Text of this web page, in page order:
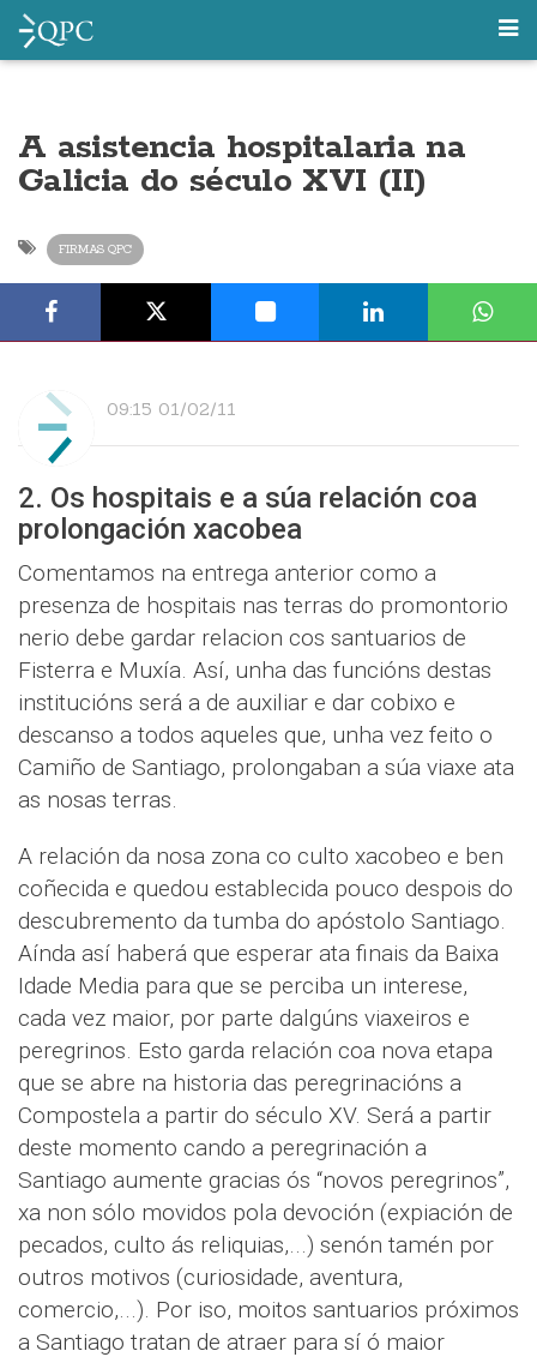
A asistencia hospitalaria na
Galicia do século XVI (II)
FIRMAS QPC
09:15 01/02/11
2. Os hospitais e a súa relación coa
prolongación xacobea
Comentamos na entrega anterior como a
presenza de hospitais nas terras do promontorio
nerio debe gardar relacion cos santuarios de
Fisterra e Muxía. Así, unha das funcións destas
institucións será a de auxiliar e dar cobixo e
descanso a todos aqueles que, unha vez feito o
Camiño de Santiago, prolongaban a súa viaxe ata
as nosas terras.
A relación da nosa zona co culto xacobeo e ben
coñecida e quedou establecida pouco despois do
descubremento da tumba do apóstolo Santiago.
Aínda así haberá que esperar ata finais da Baixa
Idade Media para que se perciba un interese,
cada vez maior, por parte dalgúns viaxeiros e
peregrinos. Esto garda relación coa nova etapa
que se abre na historia das peregrinacións a
Compostela a partir do século XV. Será a partir
deste momento cando a peregrinación a
Santiago aumente gracias ós “novos peregrinos”,
xa non sólo movidos pola devoción (expiación de
pecados, culto ás reliquias,...) senón tamén por
outros motivos (curiosidade, aventura,
comercio,...). Por iso, moitos santuarios próximos
a Santiago tratan de atraer para sí ó maior